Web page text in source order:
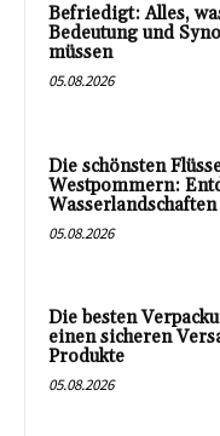
Befriedigt: Alles,
Bedeutung und
müssen
05.08.2026
Die schönsten
Westpommern:
05.08.2026
Die besten
einen sicheren
Produkte
05.08.2026